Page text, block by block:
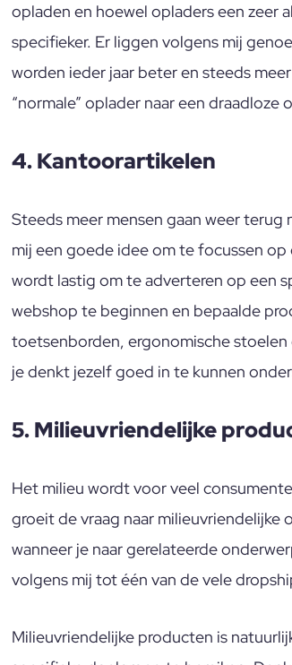
opladen en hoewel opladers een zeer
specifieker. Er liggen volgens mij
worden ieder jaar beter en steeds
“normale” oplader naar een draadloze
4. Kantoorartikelen
Steeds meer mensen gaan weer
mij een goede idee om te focussen
wordt lastig om te adverteren op een
webshop te beginnen en bepaalde
toetsenborden, ergonomische
je denkt jezelf goed in te kunnen
5. Milieuvriendelijke
Het milieu wordt voor veel
groeit de vraag naar milieuvriendelijke
wanneer je naar gerelateerde
volgens mij tot één van de vele
Milieuvriendelijke producten is